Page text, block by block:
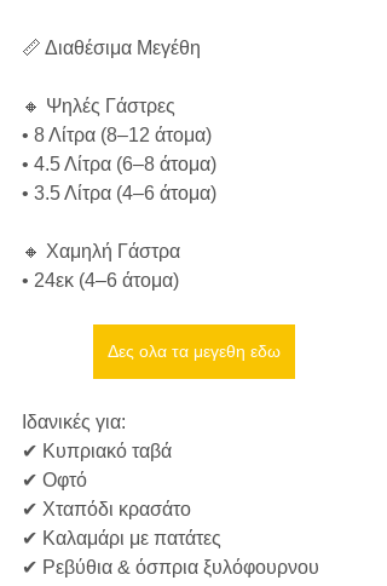
📏 Διαθέσιμα Μεγέθη
🔸 Ψηλές Γάστρες
• 8 Λίτρα (8–12 άτομα)
• 4.5 Λίτρα (6–8 άτομα)
• 3.5 Λίτρα (4–6 άτομα)
🔸 Χαμηλή Γάστρα
• 24εκ (4–6 άτομα)
Δες ολα τα μεγεθη εδω
Ιδανικές για:
✔ Κυπριακό ταβά
✔ Οφτό
✔ Χταπόδι κρασάτο
✔ Καλαμάρι με πατάτες
✔ Ρεβύθια & όσπρια ξυλόφουρνου